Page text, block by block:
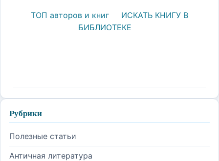
ТОП авторов и книг
ИСКАТЬ КНИГУ В
БИБЛИОТЕКЕ
Рубрики
Полезные статьи
Античная литература